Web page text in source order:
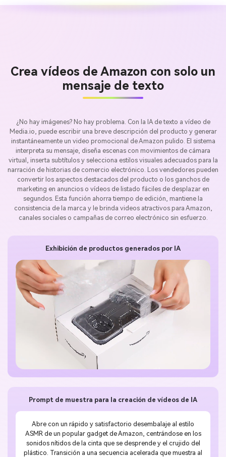
Crea vídeos de Amazon con solo un
mensaje de texto
¿No hay imágenes? No hay problema. Con la IA de texto a vídeo de
Media.io, puede escribir una breve descripción del producto y generar
instantáneamente un video promocional de Amazon pulido. El sistema
interpreta su mensaje, diseña escenas con movimientos de cámara
virtual, inserta subtítulos y selecciona estilos visuales adecuados para la
narración de historias de comercio electrónico. Los vendedores pueden
convertir los aspectos destacados del producto o los ganchos de
marketing en anuncios o vídeos de listado fáciles de desplazar en
segundos. Esta función ahorra tiempo de edición, mantiene la
consistencia de la marca y le brinda videos atractivos para Amazon,
canales sociales o campañas de correo electrónico sin esfuerzo.
Prompt de muestra para la creación de vídeos de IA
Abre con un rápido y satisfactorio desembalaje al estilo
ASMR de un popular gadget de Amazon, centrándose en los
sonidos nítidos de la cinta que se desprende y el crujido del
plástico. Transición a una secuencia acelerada que muestra al
Exhibición de productos generados por IA